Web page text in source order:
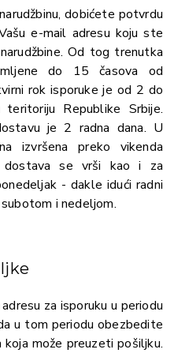
dobićete potvrdu
e-mail adresu koju ste
Od tog trenutka
do 15 časova od
rok isporuke je od 2 do
Republike Srbije.
je 2 radna dana. U
izvršena preko vikenda
dostava se vrši kao i za
- dakle idući radni
i nedeljom.
za isporuku u periodu
u tom periodu obezbedite
može preuzeti pošiljku.